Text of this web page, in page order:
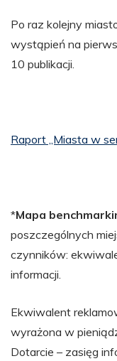
Po raz kolejny
wystąpień na
10 publikacji.
Raport „Miasta w
*Mapa
poszczególnych
czynników:
informacji.
Ekwiwalent
wyrażona w
Dotarcie – zasięg